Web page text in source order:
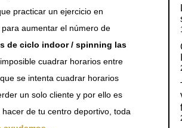
practicar un ejercicio en
aumentar el número de
de ciclo indoor / spinning las
cuadrar horarios entre
se intenta cuadrar horarios
un solo cliente y por ello es
de tu centro deportivo, toda